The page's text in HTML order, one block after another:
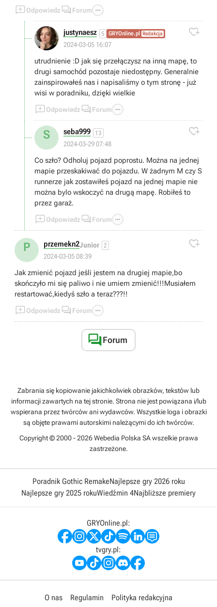
Odpowiedz  Forum 
justynaesz 5 GRYOnline.pl Redakcja
2024-03-05 16:07

utrudnienie :D jak się przełączysz na inną mapę, to
drugi samochód pozostaje niedostępny. Generalnie
zainspirowałeś nas i napisaliśmy o tym stronę - już
wisi w poradniku, dzięki wielkie
Odpowiedz  Forum 
S seba999 13
2024-03-29 07:48

Co szło? Odholuj pojazd poprostu. Można na jednej
mapie przeskakiwać do pojazdu. W żadnym M czy S
runnerze jak zostawiłeś pojazd na jednej mapie nie
można bylo wskoczyć na drugą mapę. Robiłeś to
przez garaż.
Odpowiedz  Forum 
P przemekn2Junior 2
2024-03-05 08:39

Jak zmienić pojazd jeśli jestem na drugiej mapie,bo
skończyło mi się paliwo i nie umiem zmienić!!!Musiałem
restartować,kiedyś szło a teraz???!!
Odpowiedz  Forum 
Forum
Zabrania się kopiowanie jakichkolwiek obrazków, tekstów lub
informacji zawartych na tej stronie. Strona nie jest powiązana i/lub
wspierana przez twórców ani wydawców. Wszystkie loga i obrazki
są objęte prawami autorskimi należącymi do ich twórców.
Copyright © 2000 - 2026 Webedia Polska SA wszelkie prawa
zastrzeżone.
Poradnik Gothic RemakeNajlepsze gry 2026 roku
Najlepsze gry 2025 rokuWiedźmin 4Najbliższe premiery
GRYOnline.pl:
tvgry.pl:
O nas Regulamin Polityka redakcyjna